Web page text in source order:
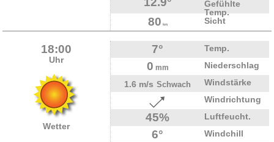
Gefühlte
Temp.
80 km Sicht
18:00
Uhr
Wetter
7° Temp.
0 mm
Niederschlag
1.6 m/s Schwach
Windstärke
Windrichtung
45% Luftfeucht.
6° Windchill